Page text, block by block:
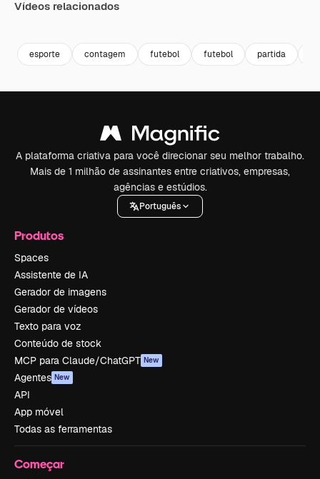
Vídeos relacionados
esporte contagem futebol futebol partida
A plataforma criativa para você direcionar seu melhor trabalho.
Mais de 1 milhão de assinantes entre criativos, empresas,
agências e estúdios.
Português
Produtos
Spaces
Assistente de IA
Gerador de imagens
Gerador de vídeos
Texto para voz
Conteúdo de stock
MCP para Claude/ChatGPT New
Agentes New
API
App móvel
Todas as ferramentas
Começar